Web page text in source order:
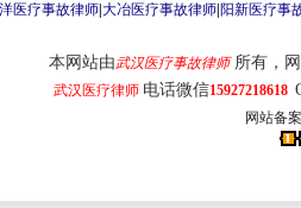
医疗事故律师 |大冶医疗事故律师 阳新医疗事
由武汉医疗事故律师 所有，
武汉医疗律师 电话微信15927218618
网站备